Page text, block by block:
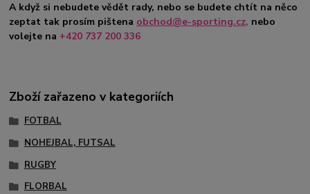
A když si nebudete vědět rady, nebo se budete chtít na něco
zeptat tak prosím pištena obchod@e-sporting.cz, nebo
volejte na +420 737 200 336
Zboží zařazeno v kategoriích
FOTBAL
NOHEJBAL, FUTSAL
RUGBY
FLORBAL